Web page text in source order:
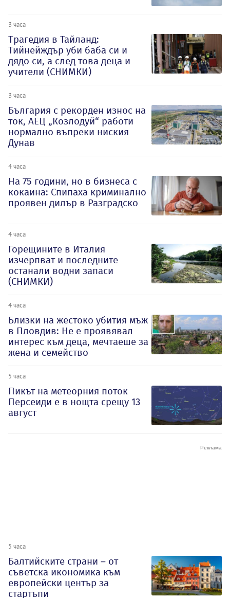
3 часа
Трагедия в Тайланд:
Тийнейждър уби баба си и
дядо си, а след това деца и
учители (СНИМКИ)
3 часа
България с рекорден износ на
ток, АЕЦ „Козлодуй“ работи
нормално въпреки ниския
Дунав
4 часа
На 75 години, но в бизнеса с
кокаина: Спипаха криминално
проявен дилър в Разградско
4 часа
Горещините в Италия
изчерпват и последните
останали водни запаси
(СНИМКИ)
4 часа
Близки на жестоко убития мъж
в Пловдив: Не е проявявал
интерес към деца, мечтаеше за
жена и семейство
5 часа
Пикът на метеорния поток
Персеиди е в нощта срещу 13
август
5 часа
Балтийските страни – от
съветска икономика към
европейски център за
стартъпи